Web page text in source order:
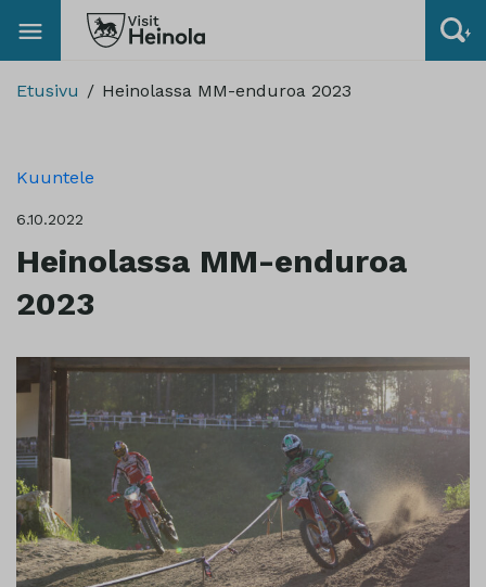
Etusivu Heinolassa MM-enduroa 2023
Kuuntele
6.10.2022
Heinolassa MM-enduroa
2023